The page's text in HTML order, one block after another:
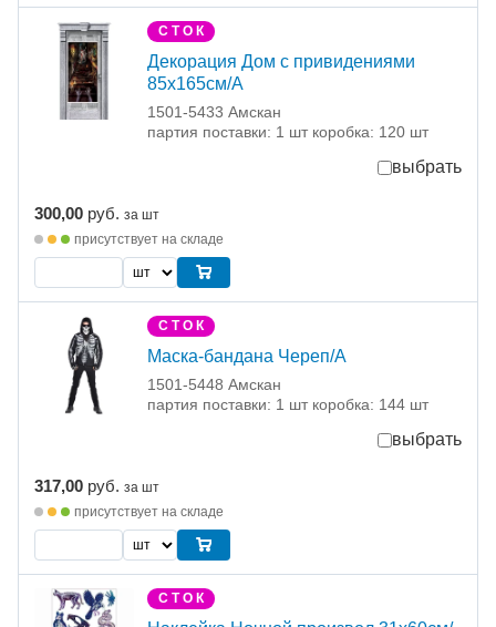
С Т О К
Декорация Дом с привидениями
85х165см/A
1501-5433 Амскан
партия поставки: 1 шт коробка: 120 шт
выбрать
300,00 руб. за шт
присутствует на складе
С Т О К
Маска-бандана Череп/А
1501-5448 Амскан
партия поставки: 1 шт коробка: 144 шт
выбрать
317,00 руб. за шт
присутствует на складе
С Т О К